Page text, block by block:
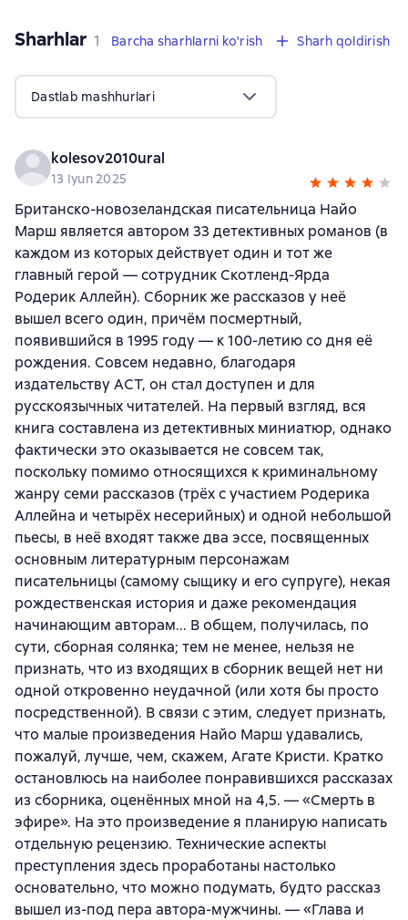
Sharhlar 1 sharh
1 Barcha sharhlarni ko'rish Sharh qoldirish
Dastlab mashhurlari
kolesov2010ural
13 Iyun 2025
Британско-новозеландская писательница Найо
Марш является автором 33 детективных романов (в
каждом из которых действует один и тот же
главный герой — сотрудник Скотленд-Ярда
Родерик Аллейн). Сборник же рассказов у неё
вышел всего один, причём посмертный,
появившийся в 1995 году — к 100-летию со дня её
рождения. Совсем недавно, благодаря
издательству АСТ, он стал доступен и для
русскоязычных читателей. На первый взгляд, вся
книга составлена из детективных миниатюр, однако
фактически это оказывается не совсем так,
поскольку помимо относящихся к криминальному
жанру семи рассказов (трёх с участием Родерика
Аллейна и четырёх несерийных) и одной небольшой
пьесы, в неё входят также два эссе, посвященных
основным литературным персонажам
писательницы (самому сыщику и его супруге), некая
рождественская история и даже рекомендация
начинающим авторам... В общем, получилась, по
сути, сборная солянка; тем не менее, нельзя не
признать, что из входящих в сборник вещей нет ни
одной откровенно неудачной (или хотя бы просто
посредственной). В связи с этим, следует признать,
что малые произведения Найо Марш удавались,
пожалуй, лучше, чем, скажем, Агате Кристи. Кратко
остановлюсь на наиболее понравившихся рассказах
из сборника, оценённых мной на 4,5. — «Смерть в
эфире». На это произведение я планирую написать
отдельную рецензию. Технические аспекты
преступления здесь проработаны настолько
основательно, что можно подумать, будто рассказ
вышел из-под пера автора-мужчины. — «Глава и